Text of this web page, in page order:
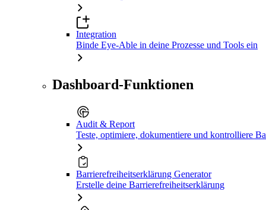
Integration
Binde Eye-Able in deine Prozesse und Tools ein
Dashboard-Funktionen
Audit & Report
Teste, optimiere, dokumentiere und kontrolliere
Barrierefreiheitserklärung Generator
Erstelle deine Barrierefreiheitserklärung